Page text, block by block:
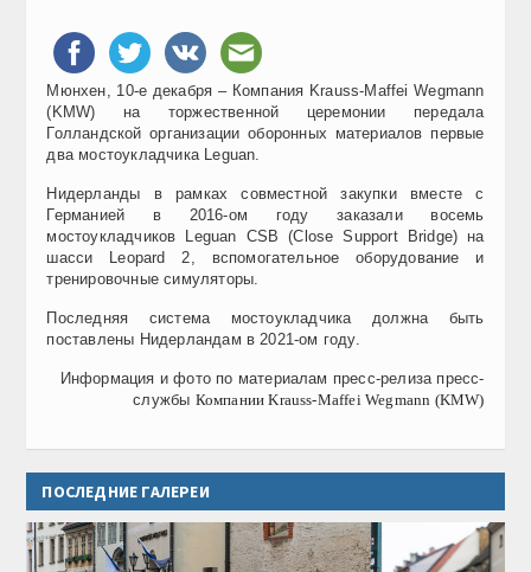
Мюнхен, 10-е декабря – Компания Krauss-Maffei Wegmann
(KMW) на торжественной церемонии передала
Голландской организации оборонных материалов первые
два мостоукладчика Leguan.
Нидерланды в рамках совместной закупки вместе с
Германией в 2016-ом году заказали восемь
мостоукладчиков Leguan CSB (Close Support Bridge) на
шасси Leopard 2, вспомогательное оборудование и
тренировочные симуляторы.
Последняя система мостоукладчика должна быть
поставлены Нидерландам в 2021-ом году.
Информация и фото по материалам пресс-релиза пресс-
службы Компании Krauss-Maffei Wegmann (KMW)
ПОСЛЕДНИЕ ГАЛЕРЕИ